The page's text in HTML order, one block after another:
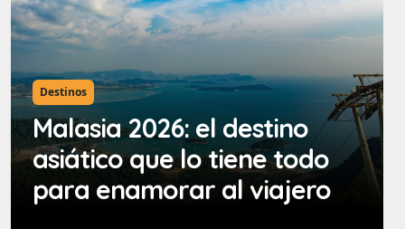
Destinos
Malasia 2026: el destino
asiático que lo tiene todo
para enamorar al viajero